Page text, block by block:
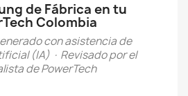
de Fábrica en tu
Colombia
con asistencia de
(IA) · Revisado por el
de PowerTech